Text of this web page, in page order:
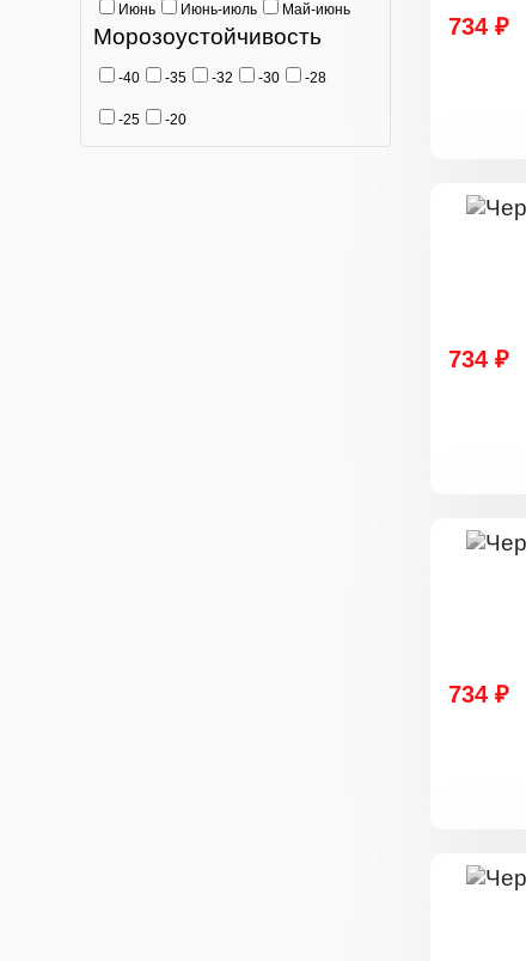
Июнь Июнь-июль Май-июнь
Морозоустойчивость
-40 -35 -32 -30 -28
-25 -20
734 ₽
734 ₽
734 ₽